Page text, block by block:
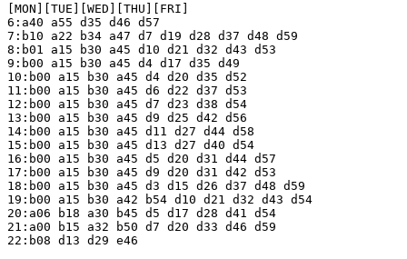
[MON][TUE][WED][THU][FRI]
6:a40 a55 d35 d46 d57
7:b10 a22 b34 a47 d7 d19 d28 d37 d48 d59
8:b01 a15 b30 a45 d10 d21 d32 d43 d53
9:b00 a15 b30 a45 d4 d17 d35 d49
10:b00 a15 b30 a45 d4 d20 d35 d52
11:b00 a15 b30 a45 d6 d22 d37 d53
12:b00 a15 b30 a45 d7 d23 d38 d54
13:b00 a15 b30 a45 d9 d25 d42 d56
14:b00 a15 b30 a45 d11 d27 d44 d58
15:b00 a15 b30 a45 d13 d27 d40 d54
16:b00 a15 b30 a45 d5 d20 d31 d44 d57
17:b00 a15 b30 a45 d9 d20 d31 d42 d53
18:b00 a15 b30 a45 d3 d15 d26 d37 d48 d59
19:b00 a15 b30 a42 b54 d10 d21 d32 d43 d54
20:a06 b18 a30 b45 d5 d17 d28 d41 d54
21:a00 b15 a32 b50 d7 d20 d33 d46 d59
22:b08 d13 d29 e46